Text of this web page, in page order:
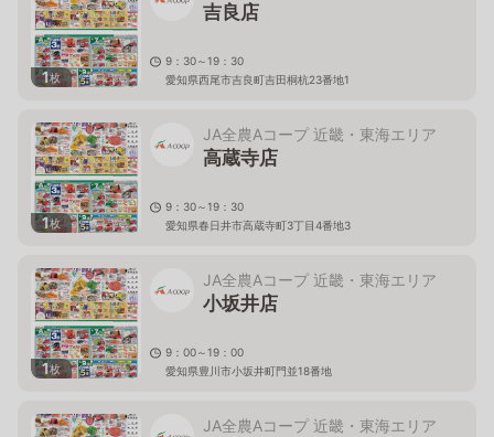
1枚
吉良店
9：30～19：30
愛知県西尾市吉良町吉田桐杭23番地1
1枚
JA全農Aコープ 近畿・東海エリア
高蔵寺店
9：30～19：30
愛知県春日井市高蔵寺町3丁目4番地3
1枚
JA全農Aコープ 近畿・東海エリア
小坂井店
9：00～19：00
愛知県豊川市小坂井町門並18番地
JA全農Aコープ 近畿・東海エリア